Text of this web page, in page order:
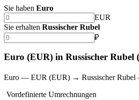
Sie haben Euro
EUR
Sie erhalten Russischer Rubel
₽
Euro (EUR) in Russischer Rubel
Euro — EUR (EUR) → Russischer
Vordefinierte Umrechnungen